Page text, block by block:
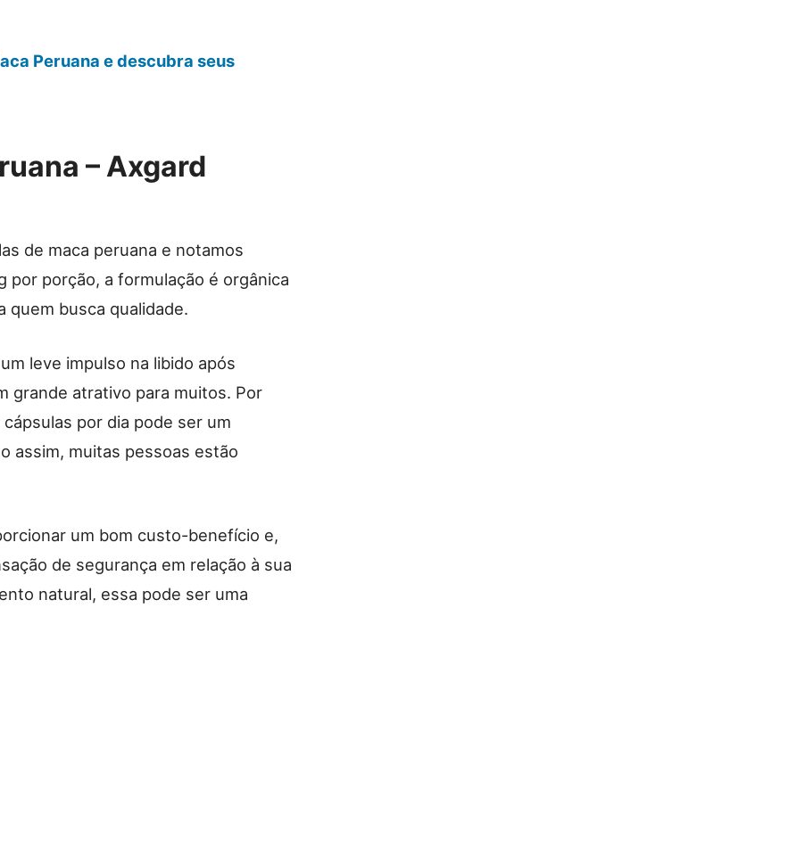
Peruana e descubra seus
– Axgard
de maca peruana e notamos
porção, a formulação é orgânica
quem busca qualidade.
leve impulso na libido após
grande atrativo para muitos. Por
por dia pode ser um
assim, muitas pessoas estão
um bom custo-benefício e,
de segurança em relação à sua
natural, essa pode ser uma